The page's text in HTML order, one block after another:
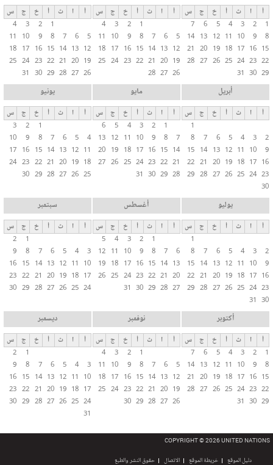
ب
ا
ت
ا
ل
أ
ا
س
ي
ة
أ ا ث أ خ ج
س
1
2
3
4
5
6
7
8
9
10
11
12
13
14
15
16
17
18
19
20
21
22
23
24
25
26
27
28
29
30
31
أ ا ث أ خ ج
س
1
2
3
4
5
6
7
8
9
10
11
12
13
14
15
16
17
18
19
20
21
22
23
24
25
26
27
28
أ ا ث أ خ ج
س
1
2
3
4
5
6
7
8
9
10
11
12
13
14
15
16
17
18
19
20
21
22
23
24
25
26
27
28
29
30
31
أبريل
أ ا ث أ خ ج
س
1
2
3
4
5
6
7
8
9
10
11
12
13
14
15
16
17
18
19
20
21
22
23
24
25
26
27
28
29
30
مايو
أ ا ث أ خ ج
س
1
2
3
4
5
6
7
8
9
10
11
12
13
14
15
16
17
18
19
20
21
22
23
24
25
26
27
28
29
30
31
يونيو
أ ا ث أ خ ج
س
1
2
3
4
5
6
7
8
9
10
11
12
13
14
15
16
17
18
19
20
21
22
23
24
25
26
27
28
29
30
يوليو
أ ا ث أ خ ج
س
1
2
3
4
5
6
7
8
9
10
11
12
13
14
15
16
17
18
19
20
21
22
23
24
25
26
27
28
29
30
31
أغسطس
أ ا ث أ خ ج
س
1
2
3
4
5
6
7
8
9
10
11
12
13
14
15
16
17
18
19
20
21
22
23
24
25
26
27
28
29
30
31
سبتمبر
أ ا ث أ خ ج
س
1
2
3
4
5
6
7
8
9
10
11
12
13
14
15
16
17
18
19
20
21
22
23
24
25
26
27
28
29
30
أكتوبر
أ ا ث أ خ ج
س
1
2
3
4
5
6
7
8
9
10
11
12
13
14
15
16
17
18
19
20
21
22
23
24
25
26
27
28
29
30
31
نوفمبر
أ ا ث أ خ ج
س
1
2
3
4
5
6
7
8
9
10
11
12
13
14
15
16
17
18
19
20
21
22
23
24
25
26
27
28
29
30
ديسمبر
أ ا ث أ خ ج
س
1
2
3
4
5
6
7
8
9
10
11
12
13
14
15
16
17
18
19
20
21
22
23
24
25
26
27
28
29
30
31
COPYRIGHT © 2026 UNITED NATIONS
دليل الموقع خريطة الموقع الاتصال حقوق النشر والطبع